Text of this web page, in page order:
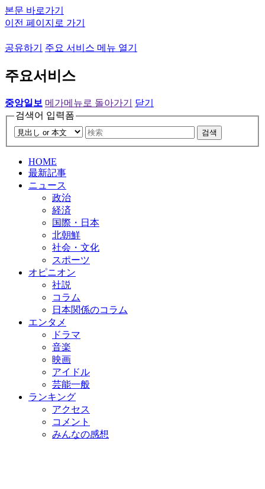
본문 바로가기
이전 페이지로 가기
공유하기 주요 서비스 메뉴 열기
주요서비스
중앙일보 메가메뉴로 돌아가기
닫기
검색어 입력폼
검색
HOME
最新記事
ニュース
政治
経済
国際・日本
北朝鮮
社会・文化
スポーツ
オピニオン
社説
コラム
日本関係のコラム
エンタメ
ドラマ
音楽
映画
アイドル
芸能一般
ランキング
アクセス
コメント
みんなの感想